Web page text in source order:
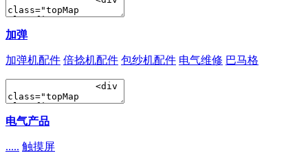
加弹
加弹机配件 倍捻机配件 包纱机配件 电气维修 巴马格
电气产品
..... 触摸屏